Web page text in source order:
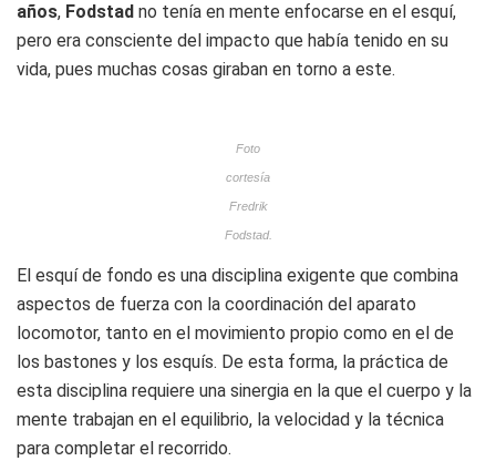
años, Fodstad no tenía en mente enfocarse en el esquí,
pero era consciente del impacto que había tenido en su
vida, pues muchas cosas giraban en torno a este.
Foto
cortesía
Fredrik
Fodstad.
El esquí de fondo es una disciplina exigente que combina
aspectos de fuerza con la coordinación del aparato
locomotor, tanto en el movimiento propio como en el de
los bastones y los esquís. De esta forma, la práctica de
esta disciplina requiere una sinergia en la que el cuerpo y la
mente trabajan en el equilibrio, la velocidad y la técnica
para completar el recorrido.